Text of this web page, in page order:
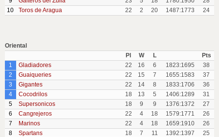
10
Toros de Aragua 22 2 20 1487:1773 24
Oriental
Pl
W L
Pts
1
Gladiadores 22 16 6 1823:1695
38
2
Guaiqueries 22 15 7 1655:1583
37
3
Gigantes 22 14 8 1833:1706
36
4
Cocodrilos 18 13 5 1406:1289
31
5
Supersonicos 18 9 9 1376:1372
27
6
Cangrejeros 22 4 18 1579:1771
26
7
Marinos 22 4 18 1659:1910
26
8
Spartans 18 7 11 1392:1397
25